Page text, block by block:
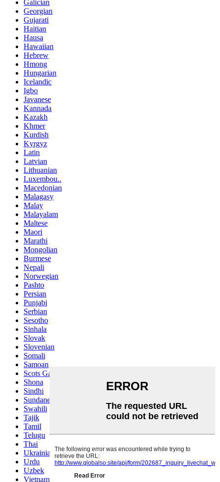
Galician
Georgian
Gujarati
Haitian
Hausa
Hawaiian
Hebrew
Hmong
Hungarian
Icelandic
Igbo
Javanese
Kannada
Kazakh
Khmer
Kurdish
Kyrgyz
Latin
Latvian
Lithuanian
Luxembou..
Macedonian
Malagasy
Malay
Malayalam
Maltese
Maori
Marathi
Mongolian
Burmese
Nepali
Norwegian
Pashto
Persian
Punjabi
Serbian
Sesotho
Sinhala
Slovak
Slovenian
Somali
Samoan
Scots Gaelic
Shona
Sindhi
Sundanese
Swahili
Tajik
Tamil
Telugu
Thai
Ukrainian
Urdu
Uzbek
Vietnamese